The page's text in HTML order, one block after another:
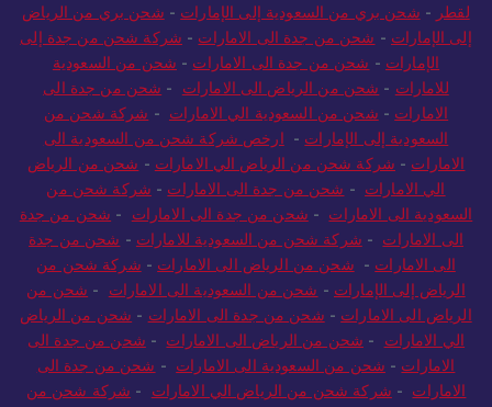
لقطر - شحن بري من السعودية إلى الإمارات - شحن بري من الرياض
إلى الإمارات - شحن من جدة الى الامارات - شركة شحن من جدة إلى
الإمارات - شحن من جدة الى الامارات - شحن من السعودية
للامارات - شحن من الرياض الى الامارات - شحن من جدة الى
الامارات - شحن من السعودية الي الامارات - شركة شحن من
السعودية إلى الإمارات - ارخص شركة شحن من السعودية الى
الامارات - شركة شحن من الرياض الي الامارات - شحن من الرياض
الي الامارات - شحن من جدة الى الامارات - شركة شحن من
السعودية الى الامارات - شحن من جدة الى الامارات - شحن من جدة
الى الامارات - شركة شحن من السعودية للامارات - شحن من جدة
الى الامارات - شحن من الرياض الى الامارات - شركة شحن من
الرياض إلى الإمارات - شحن من السعودية الى الامارات - شحن من
الرياض الى الامارات - شحن من جدة الى الامارات - شحن من الرياض
الي الامارات - شحن من الرياض الى الامارات - شحن من جدة الى
الامارات - شحن من السعودية الى الامارات - شحن من جدة الى
الامارات - شركة شحن من الرياض الي الامارات - شركة شحن من